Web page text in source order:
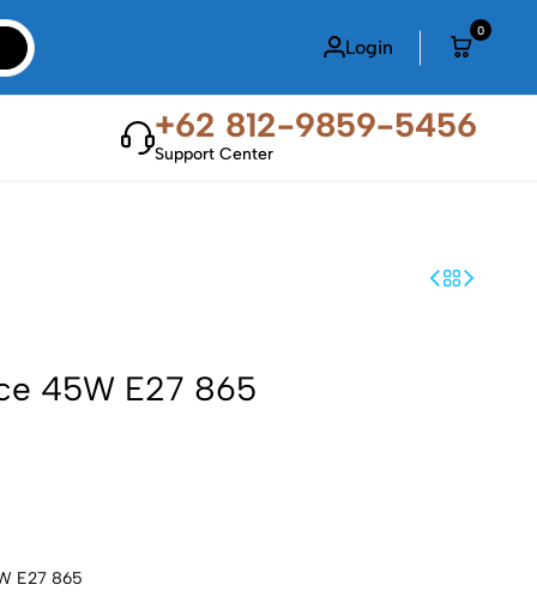
Login
0
+62 812-9859-5456
Support Center
45W E27 865
E27 865